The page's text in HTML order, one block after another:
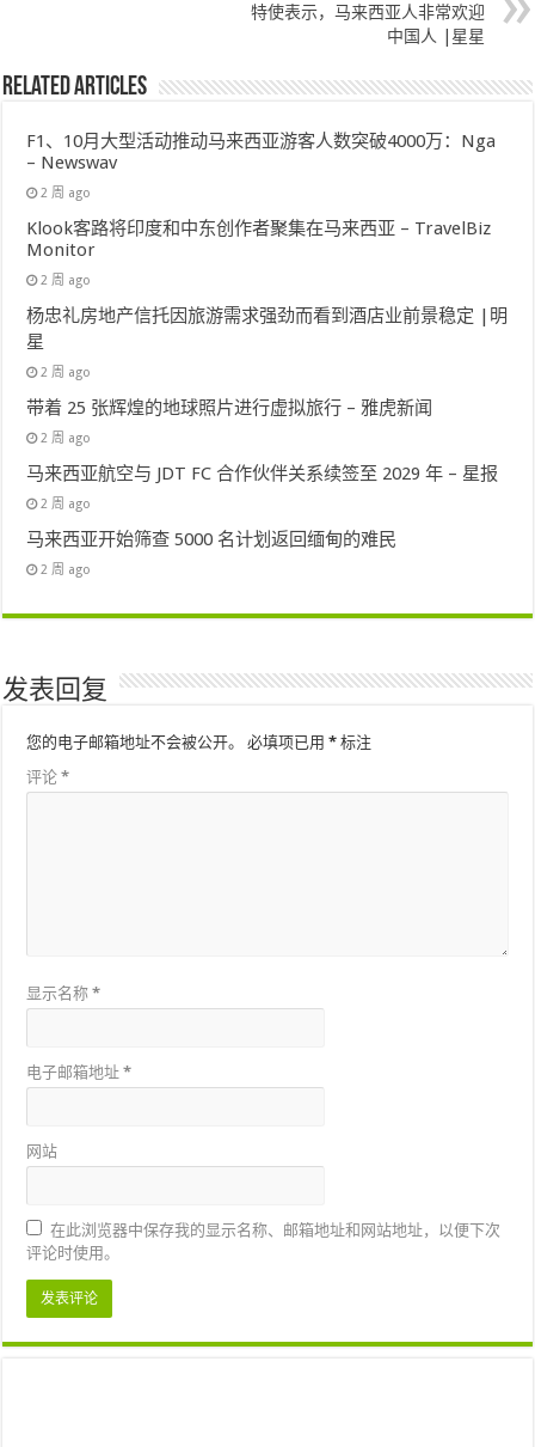
特使表示，马来西亚人非常欢迎
中国人 |星星
Related Articles
F1、10月大型活动推动马来西亚游客人数突破4000万：Nga
– Newswav
2 周 ago
Klook客路将印度和中东创作者聚集在马来西亚 – TravelBiz
Monitor
2 周 ago
杨忠礼房地产信托因旅游需求强劲而看到酒店业前景稳定 |明
星
2 周 ago
带着 25 张辉煌的地球照片进行虚拟旅行 – 雅虎新闻
2 周 ago
马来西亚航空与 JDT FC 合作伙伴关系续签至 2029 年 – 星报
2 周 ago
马来西亚开始筛查 5000 名计划返回缅甸的难民
2 周 ago
发表回复
您的电子邮箱地址不会被公开。 必填项已用* 标注
评论*
显示名称*
电子邮箱地址*
网站
在此浏览器中保存我的显示名称、邮箱地址和网站地址，以便下次
评论时使用。